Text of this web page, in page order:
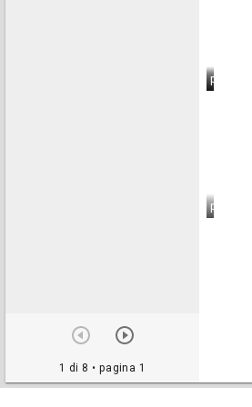
1 di 8 • pagina 1
pagina 6
pagina 7
pagina 8